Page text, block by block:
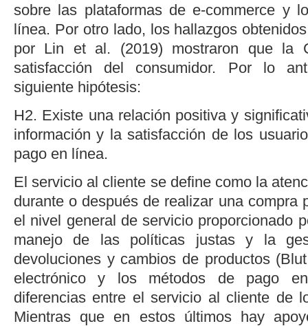
sobre las plataformas de e-commerce y
línea. Por otro lado, los hallazgos
por Lin et al. (2019) mostraron que la
satisfacción del consumidor. Por lo
siguiente hipótesis:
H2. Existe una relación positiva y
información y la satisfacción de los
pago en línea.
El servicio al cliente se define como la
durante o después de realizar una compra
el nivel general de servicio proporcionado
manejo de las políticas justas y la
devoluciones y cambios de productos (
electrónico y los métodos de pago
diferencias entre el servicio al cliente de
Mientras que en estos últimos hay